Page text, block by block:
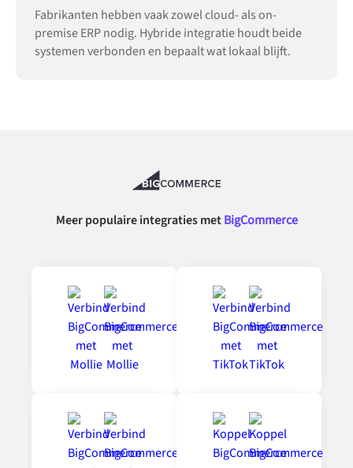
Fabrikanten hebben vaak zowel cloud- als on-
premise ERP nodig. Hybride integratie houdt beide
systemen verbonden en bepaalt wat lokaal blijft.
Meer populaire integraties metBigCommerce